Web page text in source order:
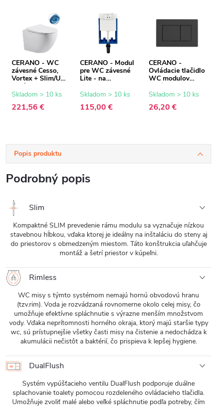
CERANO - WC
závesné Cesso,
Vortex + Slim/UF
sedátko - biela
matná - 49x36 cm
Skladom > 10 ks
221,56 €
CERANO - Modul
pre WC závesné
Lite - na
47x76,7 cm
Skladom > 10 ks
115,00 €
CERANO -
Ovládacie tlačidlo
WC modulov
Lite/Classic - ABS
- čierna matná
Skladom > 10 ks
26,20 €
Popis produktu
Podrobný popis
Slim
Kompaktné SLIM prevedenie rámu modulu sa vyznačuje nízkou
stavebnou hĺbkou, vďaka ktorej je ideálny na inštaláciu do steny aj
do priestorov s obmedzeným miestom. Táto konštrukcia uľahčuje
montáž a šetrí priestor v kúpeľni.
Rimless
WC misy s týmto systémom nemajú hornú obvodovú hranu
(tzv.rim). Voda je rozvádzaná rovnomerne okolo celej misy, čo
umožňuje efektívne spláchnutie s výrazne menším množstvom
vody. Vďaka neprítomnosti horného okraja, ktorý majú staršie typy
wc, sú prístupnejšie všetky časti misy na čistenie a nedochádza k
akumulácii nečistôt a baktérií, čo prispieva k lepšej hygiene.
DualFlush
Systém vypúšťacieho ventilu DualFlush podporuje duálne
splachovanie toalety pomocou rozdeleného ovládacieho tlačidla.
Umožňuje zvoliť malé alebo veľké spláchnutie podľa potreby, čím